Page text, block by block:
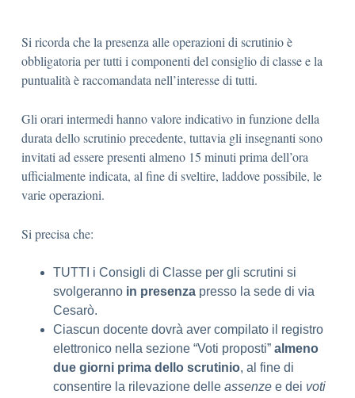
Si ricorda che la presenza alle operazioni di scrutinio è
obbligatoria per tutti i componenti del consiglio di classe e la
puntualità è raccomandata nell’interesse di tutti.
Gli orari intermedi hanno valore indicativo in funzione della
durata dello scrutinio precedente, tuttavia gli insegnanti sono
invitati ad essere presenti almeno 15 minuti prima dell’ora
ufficialmente indicata, al fine di sveltire, laddove possibile, le
varie operazioni.
Si precisa che:
TUTTI i Consigli di Classe per gli scrutini si
svolgeranno in presenza presso la sede di via
Cesarò.
Ciascun docente dovrà aver compilato il registro
elettronico nella sezione “Voti proposti” almeno
due giorni prima dello scrutinio, al fine di
consentire la rilevazione delle assenze e dei voti